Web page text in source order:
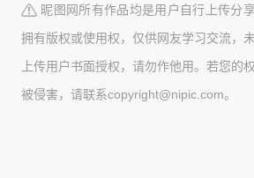
昵图网所有作品均是用户自行上传分
拥有版权或使用权，仅供网友学习交流，
上传用户书面授权，请勿作他用。若您的
被侵害，请联系copyright@nipic.com。